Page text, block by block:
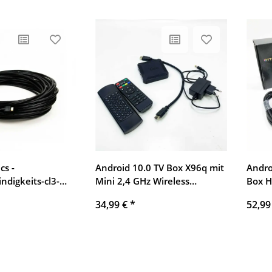
-
cl3-
Android 10.0 TV Box X96q mit
Mini 2,4 GHz Wireless
ROM Allwinner H313 Quad
34,99 €*
Box